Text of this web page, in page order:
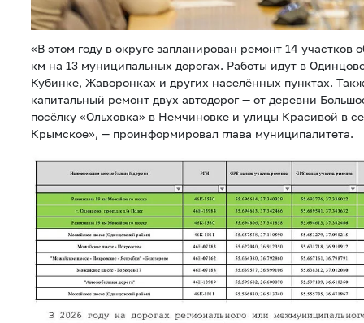
«В этом году в округе запланирован ремонт 14
км на 13 муниципальных дорогах. Работы идут в
Кубинке, Жаворонках и других населённых пунктах.
капитальный ремонт двух автодорог — от деревни
посёлку «Ольховка» в Немчиновке и улицы Красивой в
Крымское», — проинформировал глава муниципалитета.